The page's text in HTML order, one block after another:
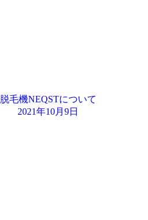
脱毛機NEQSTについて
2021年10月9日